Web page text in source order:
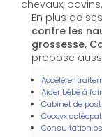
chevaux,
En plus de
contre les
grossesse,
propose
Accélérer
Aider bébé à
Cabinet de
Coccyx
Consultation